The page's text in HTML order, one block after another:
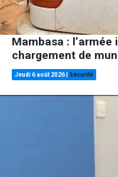
Mambasa :
chargement de
Jeudi 6 août 2026 Sécurité